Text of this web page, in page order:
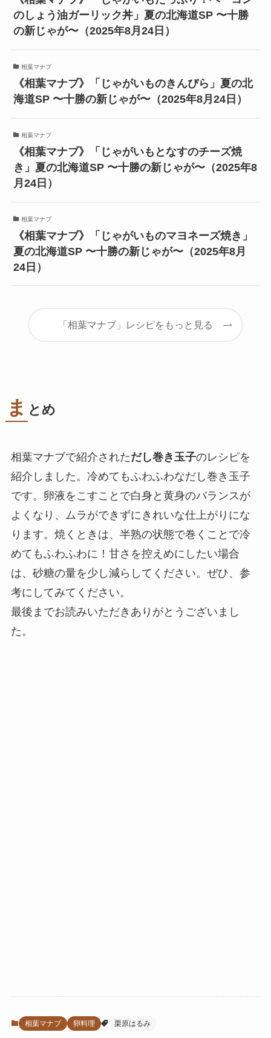
のしょう油ガーリック丼」夏の北海道SP 〜十勝
の新じゃが〜（2025年8月24日）
相葉マナブ
《相葉マナブ》「じゃがいものきんぴら」夏の北
海道SP 〜十勝の新じゃが〜（2025年8月24日）
相葉マナブ
《相葉マナブ》「じゃがいもとなすのチーズ焼
き」夏の北海道SP 〜十勝の新じゃが〜（2025年8
月24日）
相葉マナブ
《相葉マナブ》「じゃがいものマヨネーズ焼き」
夏の北海道SP 〜十勝の新じゃが〜（2025年8月
24日）
「相葉マナブ」レシピをもっと見る
ま とめ
相葉マナブで紹介されただし巻き玉子のレシピを
紹介しました。冷めてもふわふわなだし巻き玉子
です。卵液をこすことで白身と黄身のバランスが
よくなり、ムラができずにきれいな仕上がりにな
ります。焼くときは、半熟の状態で巻くことで冷
めてもふわふわに！甘さを控えめにしたい場合
は、砂糖の量を少し減らしてください。ぜひ、参
考にしてみてください。
最後までお読みいただきありがとうございまし
た。
相葉マナブ 卵料理 栗原はるみ